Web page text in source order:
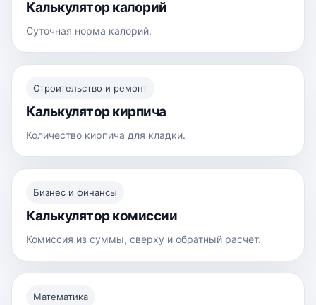
Калькулятор калорий
Суточная норма калорий.
Строительство и ремонт
Калькулятор кирпича
Количество кирпича для кладки.
Бизнес и финансы
Калькулятор комиссии
Комиссия из суммы, сверху и обратный расчет.
Математика